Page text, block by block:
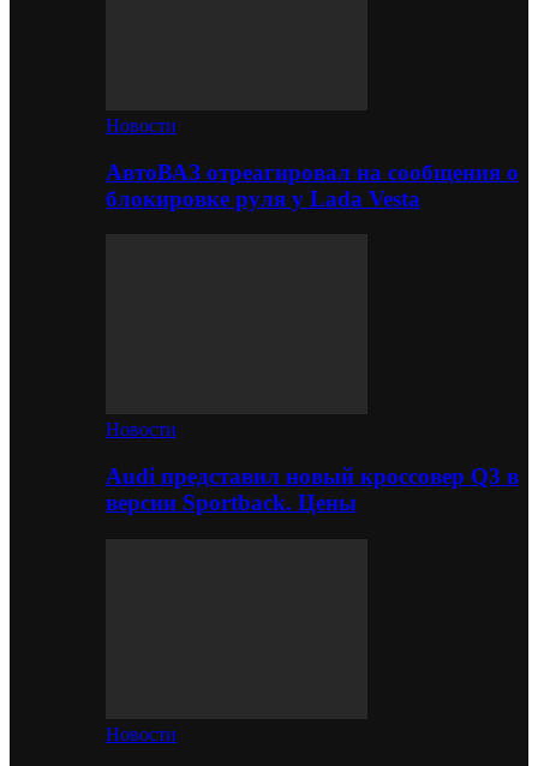
Новости
АвтоВАЗ отреагировал на сообщения о
блокировке руля у Lada Vesta
Новости
Audi представил новый кроссовер Q3 в
версии Sportback. Цены
Новости